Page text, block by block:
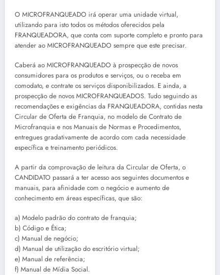
O MICROFRANQUEADO irá operar uma unidade virtual,
utilizando para isto todos os métodos oferecidos pela
FRANQUEADORA, que conta com suporte completo e pronto para
atender ao MICROFRANQUEADO sempre que este precisar.
Caberá ao MICROFRANQUEADO à prospecção de novos
consumidores para os produtos e serviços, ou o receba em
comodato, e contrate os serviços disponibilizados. E ainda, a
prospecção de novos MICROFRANQUEADOS. Tudo seguindo as
recomendações e exigências da FRANQUEADORA, contidas nesta
Circular de Oferta de Franquia, no modelo de Contrato de
Microfranquia e nos Manuais de Normas e Procedimentos,
entregues gradativamente de acordo com cada necessidade
específica e treinamento periódicos.
A partir da comprovação de leitura da Circular de Oferta, o
CANDIDATO passará a ter acesso aos seguintes documentos e
manuais, para afinidade com o negócio e aumento de
conhecimento em áreas específicas, que são:
a) Modelo padrão do contrato de franquia;
b) Código e Ética;
c) Manual de negócio;
d) Manual de utilização do escritório virtual;
e) Manual de referência;
f) Manual de Mídia Social.